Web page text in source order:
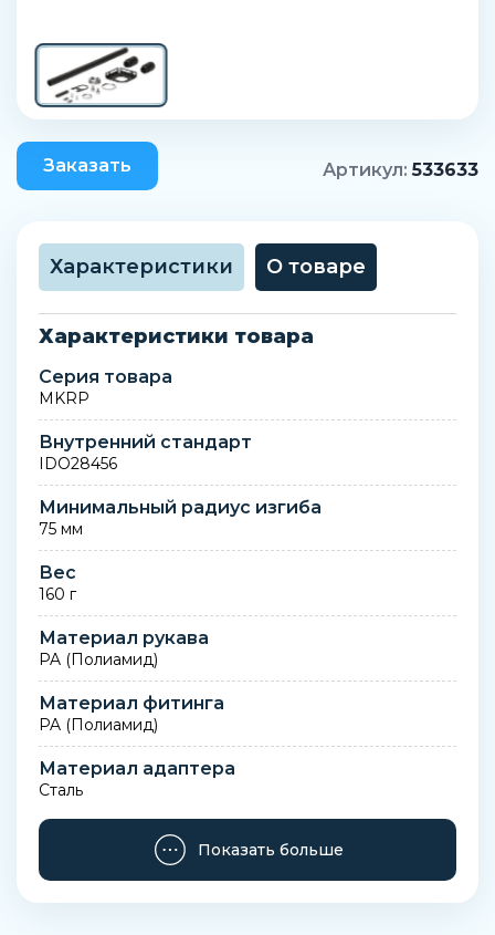
Заказать Артикул:533633
Характеристики О товаре
Характеристики товара
Серия товара
MKRP
Внутренний стандарт
IDO28456
Минимальный радиус изгиба
75 мм
Вес
160 г
Материал рукава
PA (Полиамид)
Материал фитинга
PA (Полиамид)
Материал адаптера
Сталь
Материал контргайки
ЛатуньНикелирование
Замечания по материалу
Показать больше